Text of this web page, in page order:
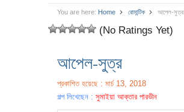
You are here: Home রোমান্টিক আপেল-সুত্র
(No Ratings Yet)
আপেল-সুত্র
প্রকাশিত হয়েছে : মার্চ 13, 2018
গল্প লিখেছেন : সুমাইয়া আক্তার পারভীন